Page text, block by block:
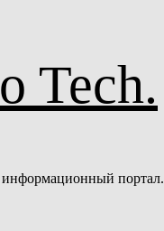
Tech.
портал.